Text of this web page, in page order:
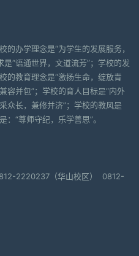
的办学理念是“为学生的发展服务，
“语通世界，文道流芳”；学校的发
的教育理念是“激扬生命，绽放青
容并包”；学校的育人目标是“内外
众长，兼修并济”；学校的教风是
：“尊师守纪，乐学善思”。
2220237（华山校区） 0812-